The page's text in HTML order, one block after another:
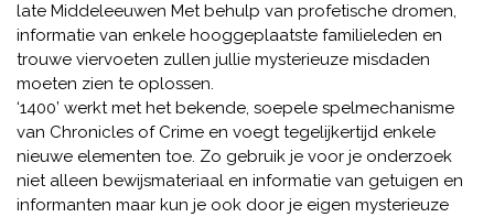
late Middeleeuwen Met behulp van profetische dromen,
informatie van enkele hooggeplaatste familieleden en
trouwe viervoeten zullen jullie mysterieuze misdaden
moeten zien te oplossen.
‘1400’ werkt met het bekende, soepele spelmechanisme
van Chronicles of Crime en voegt tegelijkertijd enkele
nieuwe elementen toe. Zo gebruik je voor je onderzoek
niet alleen bewijsmateriaal en informatie van getuigen en
informanten maar kun je ook door je eigen mysterieuze